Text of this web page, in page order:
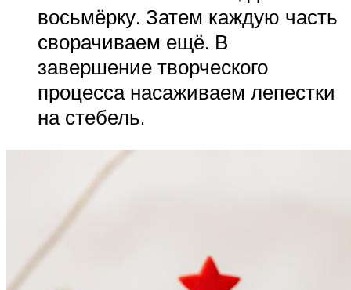
восьмёрку. Затем каждую часть
сворачиваем ещё. В
завершение творческого
процесса насаживаем лепестки
на стебель.